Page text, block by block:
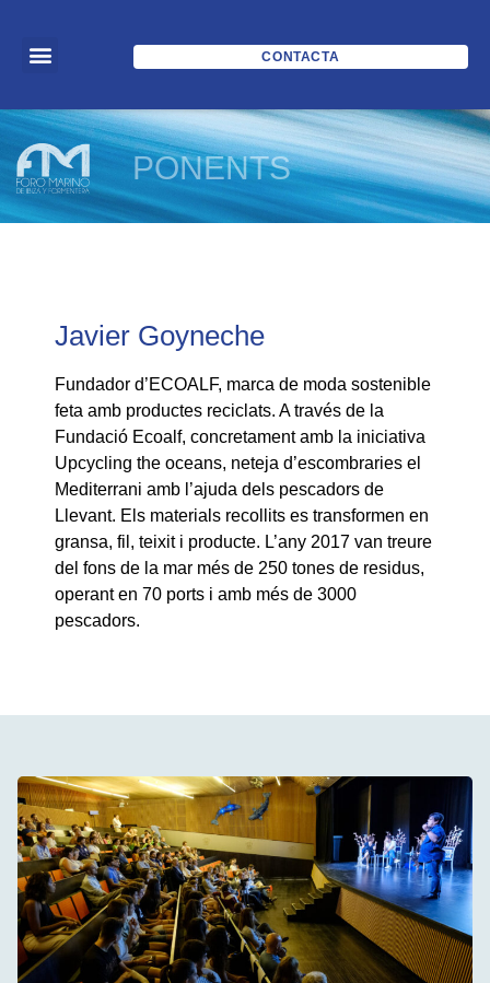
CONTACTA
PONENTS
Javier Goyneche
Fundador d’ECOALF, marca de moda sostenible
feta amb productes reciclats. A través de la
Fundació Ecoalf, concretament amb la iniciativa
Upcycling the oceans, neteja d’escombraries el
Mediterrani amb l’ajuda dels pescadors de
Llevant. Els materials recollits es transformen en
gransa, fil, teixit i producte. L’any 2017 van treure
del fons de la mar més de 250 tones de residus,
operant en 70 ports i amb més de 3000
pescadors.